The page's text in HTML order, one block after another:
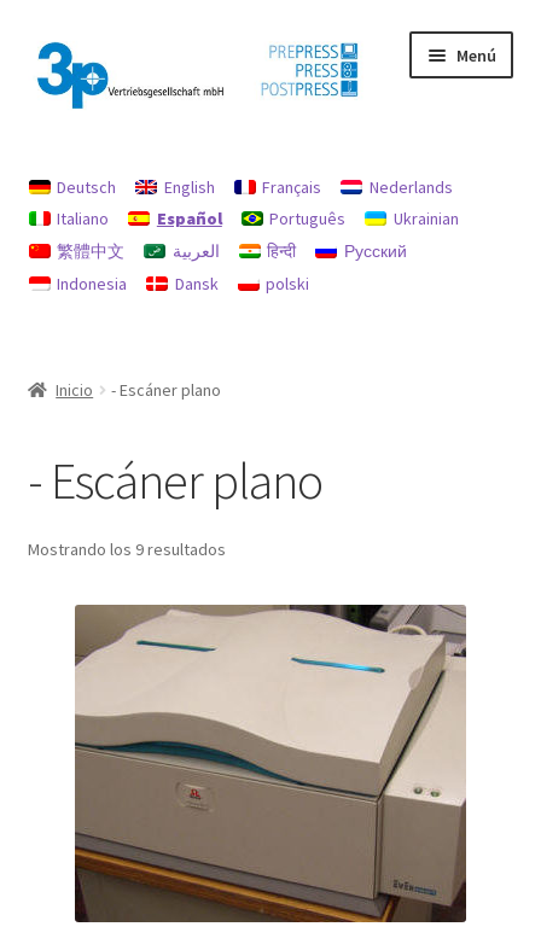
la
navegación
al
contenido
Menú
Máquinas usadas
Mi cuenta
Deutsch English Français
Nederlands
Italiano
Español Português
Ukrainian
繁體中文
العربية हिन्दी
Русский
Indonesia
Dansk polski
Inicio - Escáner plano
- Escáner plano
Mostrando los 9 resultados